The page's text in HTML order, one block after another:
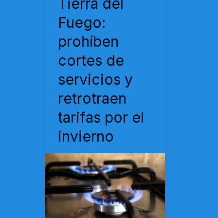
Fuego:
prohíben
cortes de
servicios y
retrotraen
tarifas por el
invierno